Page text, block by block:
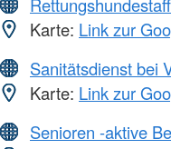
Karte: Link zur
Sanitätsdienst bei
Karte: Link zur
Senioren -aktive